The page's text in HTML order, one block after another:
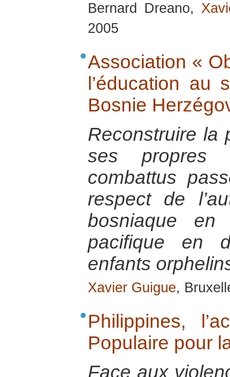
Bernard Dreano,
2005
Association «
l’éducation
Bosnie
Reconstruire la
ses propres
combattus
respect de
bosniaque
pacifique en
enfants
Xavier Guigue,
Philippines,
Populaire pour
Face aux